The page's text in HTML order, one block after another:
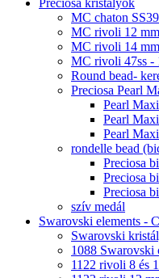
Preciosa kristályok
MC chaton
MC rivoli 12 mm
MC rivoli 14 mm
MC rivoli 47ss -
Round bead-
Preciosa Pearl
Pearl
Pearl
Pearl
rondelle bead
Preciosa
Preciosa
Preciosa
szív medál
Swarovski elements -
Swarovski
1088 Swarovski
1122 rivoli 8 és